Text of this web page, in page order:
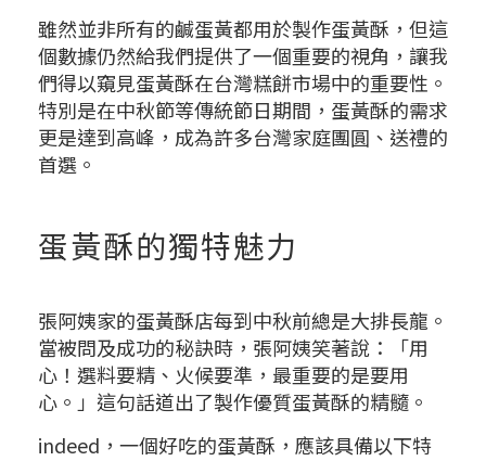
雖然並非所有的鹹蛋黃都用於製作蛋黃酥，但這
個數據仍然給我們提供了一個重要的視角，讓我
們得以窺見蛋黃酥在台灣糕餅市場中的重要性。
特別是在中秋節等傳統節日期間，蛋黃酥的需求
更是達到高峰，成為許多台灣家庭團圓、送禮的
首選。
蛋黃酥的獨特魅力
張阿姨家的蛋黃酥店每到中秋前總是大排長龍。
當被問及成功的秘訣時，張阿姨笑著說：「用
心！選料要精、火候要準，最重要的是要用
心。」這句話道出了製作優質蛋黃酥的精髓。
indeed，一個好吃的蛋黃酥，應該具備以下特